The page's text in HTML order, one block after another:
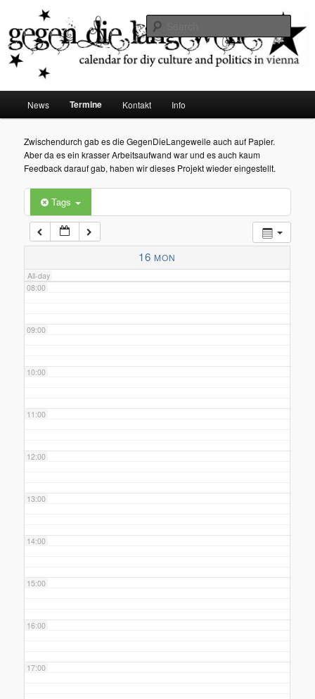
Gegen die Langeweile
diy dates vienna
Skip
to
primary
content
News Termine Kontakt Info
Zwischendurch gab es die GegenDieLangeweile auch auf Papier.
Aber da es ein krasser Arbeitsaufwand war und es auch kaum
Feedback darauf gab, haben wir dieses Projekt wieder eingestellt.
Tags
16 MON
All-day
02:00
03:00
04:00
05:00
06:00
07:00
08:00
09:00
10:00
11:00
12:00
13:00
14:00
15:00
16:00
17:00